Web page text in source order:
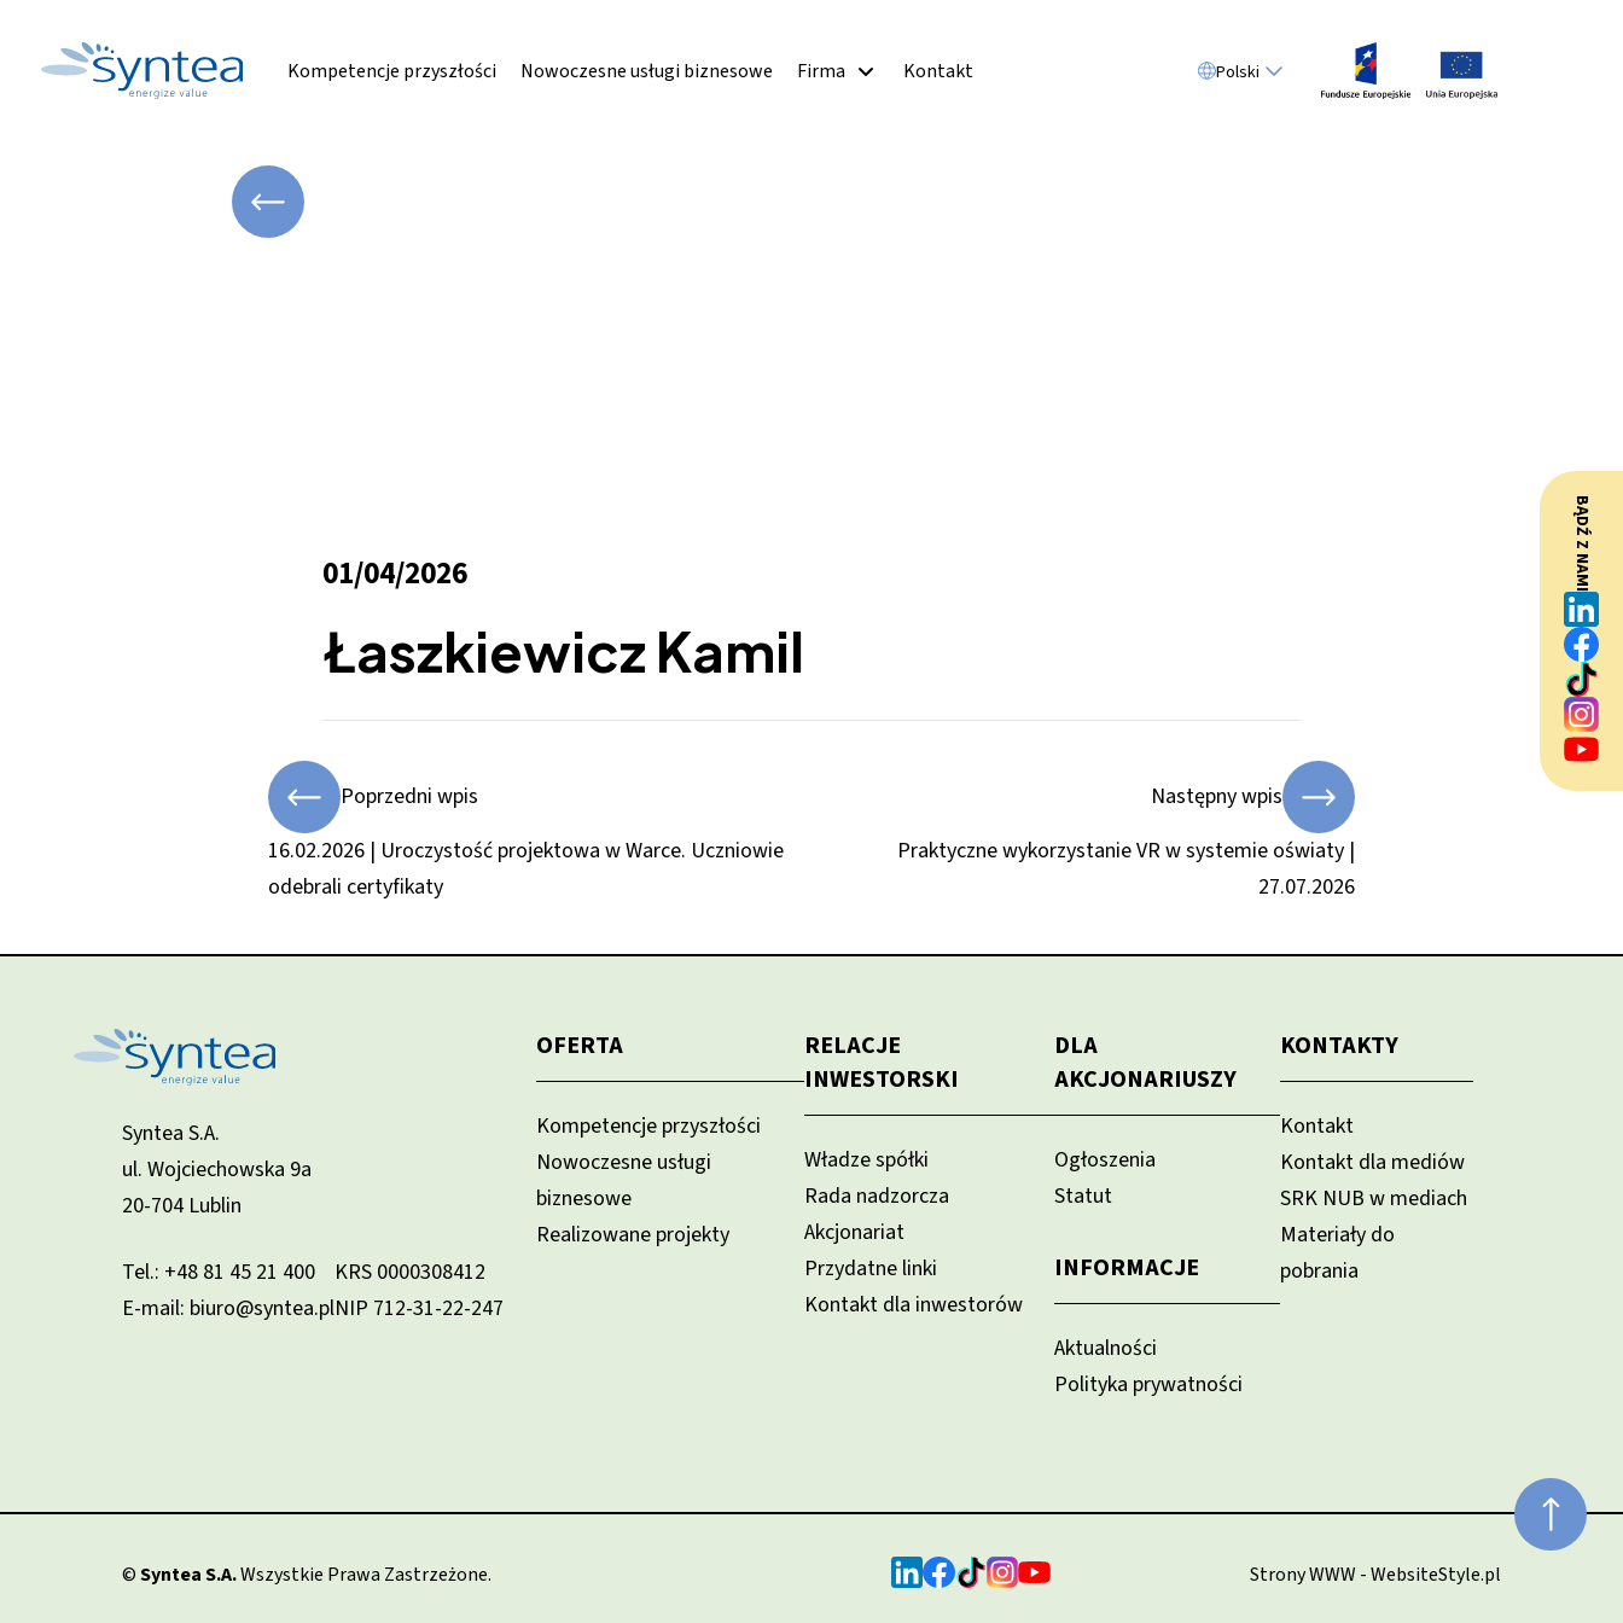
Kompetencje przyszłości Nowoczesne usługi biznesowe Firma Kontakt Polski
WRÓĆ
01/04/2026
Łaszkiewicz Kamil
Poprzedni wpis
16.02.2026 | Uroczystość projektowa w Warce. Uczniowie
odebrali certyfikaty
Następny wpis
Praktyczne wykorzystanie VR w systemie oświaty |
27.07.2026
BĄDŹ Z NAMI
Syntea S.A.
ul. Wojciechowska 9a
20-704 Lublin
Tel.: +48 81 45 21 400
E-mail: biuro@syntea.pl
KRS 0000308412
NIP 712-31-22-247
OFERTA
Kompetencje przyszłości
Nowoczesne usługi
biznesowe
Realizowane projekty
RELACJE
INWESTORSKI
Władze spółki
Rada nadzorcza
Akcjonariat
Przydatne linki
Kontakt dla inwestorów
DLA
AKCJONARIUSZY
Ogłoszenia
Statut
INFORMACJE
Aktualności
Polityka prywatności
KONTAKTY
Kontakt
Kontakt dla mediów
SRK NUB w mediach
Materiały do
pobrania
©Syntea S.A.Wszystkie Prawa Zastrzeżone. Strony WWW - WebsiteStyle.pl